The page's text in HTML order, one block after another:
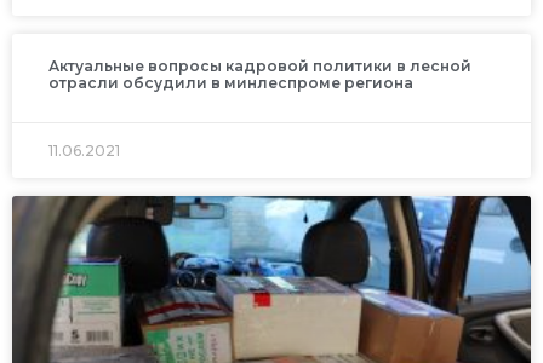
Актуальные вопросы кадровой политики в лесной
отрасли обсудили в минлеспроме региона
11.06.2021